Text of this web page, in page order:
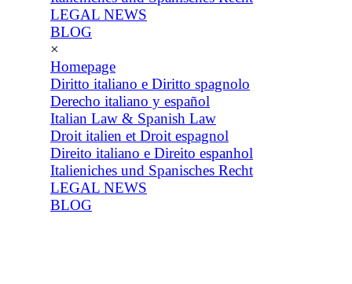
LEGAL NEWS
BLOG
×
Homepage
Diritto italiano e Diritto spagnolo
Derecho italiano y español
Italian Law & Spanish Law
Droit italien et Droit espagnol
Direito italiano e Direito espanhol
Italieniches und Spanisches Recht
LEGAL NEWS
BLOG